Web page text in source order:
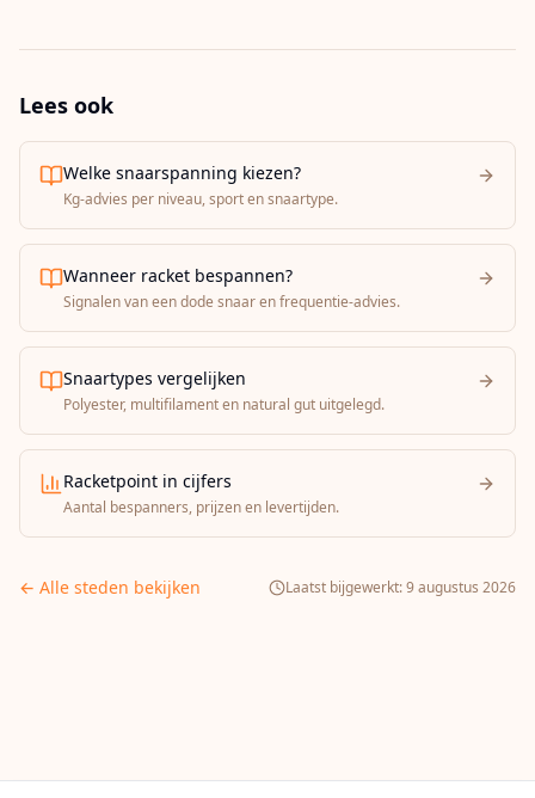
Lees ook
Welke snaarspanning kiezen?
Kg-advies per niveau, sport en snaartype.
Wanneer racket bespannen?
Signalen van een dode snaar en frequentie-advies.
Snaartypes vergelijken
Polyester, multifilament en natural gut uitgelegd.
Racketpoint in cijfers
Aantal bespanners, prijzen en levertijden.
← Alle steden bekijken Laatst bijgewerkt:9 augustus 2026